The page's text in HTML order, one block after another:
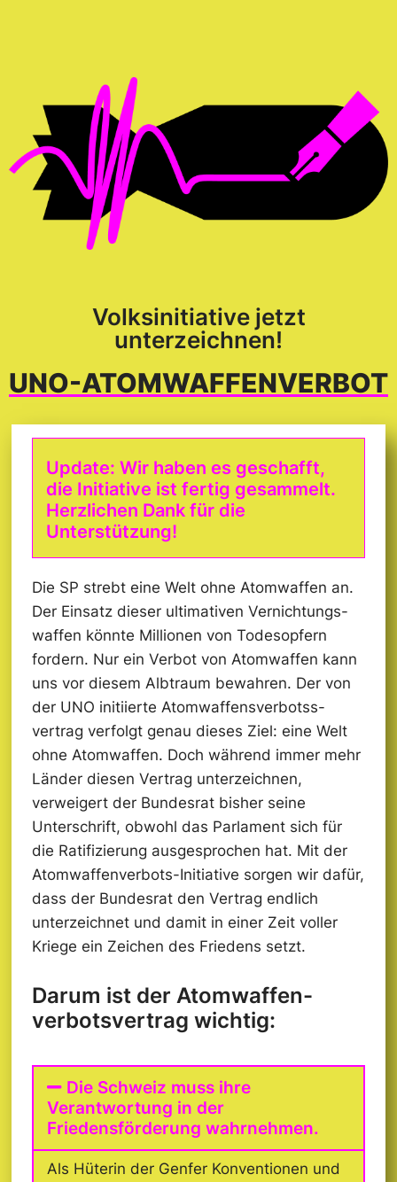
Volksinitiative jetzt
unterzeichnen!
UNO-ATOM­WAFFEN­VERBOT
Update: Wir haben es geschafft,
die Initiative ist fertig gesammelt.
Herzlichen Dank für die
Unterstützung!
Die SP strebt eine Welt ohne Atomwaffen an.
Der Einsatz dieser ultimativen Vernichtungs­
waffen könnte Millionen von Todesopfern
fordern. Nur ein Verbot von Atomwaffen kann
uns vor diesem Albtraum bewahren. Der von
der UNO initiierte Atomwaffens­verbotss­
vertrag verfolgt genau dieses Ziel: eine Welt
ohne Atomwaffen. Doch während immer mehr
Länder diesen Vertrag unterzeichnen,
verweigert der Bundesrat bisher seine
Unterschrift, obwohl das Parlament sich für
die Ratifizierung ausgesprochen hat. Mit der
Atomwaffenverbots-Initiative sorgen wir dafür,
dass der Bundesrat den Vertrag endlich
unterzeichnet und damit in einer Zeit voller
Kriege ein Zeichen des Friedens setzt.
Darum ist der Atomwaffen­
verbots­vertrag wichtig:
Die Schweiz muss ihre
Verantwortung in der
Friedensförderung wahrnehmen.
Als Hüterin der Genfer Konventionen und